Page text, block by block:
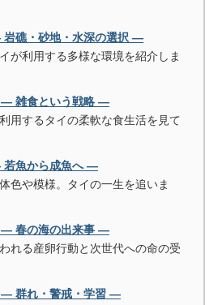
礁・砂地・水深の選択 ―
が利用する多様な環境を紹介しま
― 雑食という戦略 ―
用するタイの柔軟な食生活を見て
魚から成魚へ ―
色や模様。タイの一生を追いま
― 春の海の出来事 ―
れる産卵行動と次世代への命の受
群れ・警戒・学習 ―